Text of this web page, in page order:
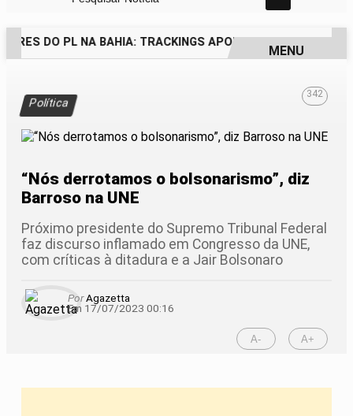
Pesquisar Notícia
DO PL NA BAHIA: TRACKINGS APONTAM DRA. RAISSA
MENU
Política
342
“Nós derrotamos o bolsonarismo”, diz
Barroso na UNE
Próximo presidente do Supremo Tribunal Federal
faz discurso inflamado em Congresso da UNE,
com críticas à ditadura e a Jair Bolsonaro
PorAgazetta
Em 17/07/2023 00:16
A- A+